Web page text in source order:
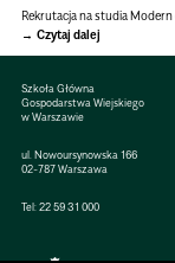
Rekrutacja na studia
Czytaj dalej
Szkoła Główna
Gospodarstwa Wiejskiego
w Warszawie
ul. Nowoursynowska 166
02-787 Warszawa
Tel:22 59 31 000